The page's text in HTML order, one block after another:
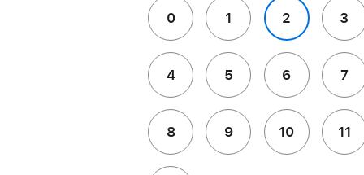
0 1 2 3
4 5 6 7
8 9 10 11